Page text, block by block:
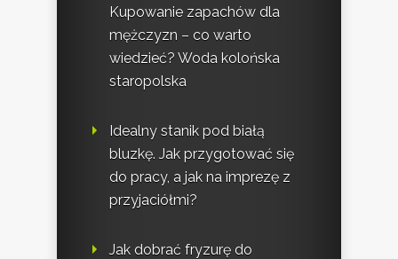
Kupowanie zapachów dla
mężczyzn – co warto
wiedzieć? Woda kolońska
staropolska
Idealny stanik pod białą
bluzkę. Jak przygotować się
do pracy, a jak na imprezę z
przyjaciółmi?
Jak dobrać fryzurę do